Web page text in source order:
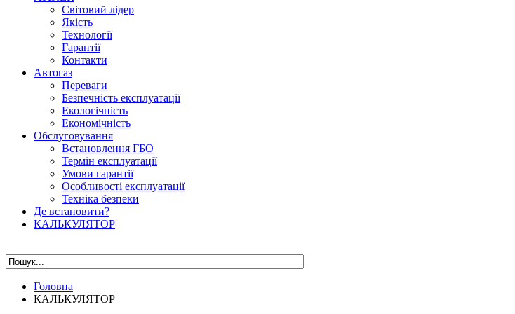
Світовий лідер
Якість
Технології
Гарантії
Контакти
Автогаз
Переваги
Безпечність експлуатації
Екологічність
Економічність
Обслуговування
Встановлення ГБО
Термін експлуатації
Умови гарантії
Особливості експлуатації
Техніка безпеки
Де встановити?
КАЛЬКУЛЯТОР
Головна
КАЛЬКУЛЯТОР